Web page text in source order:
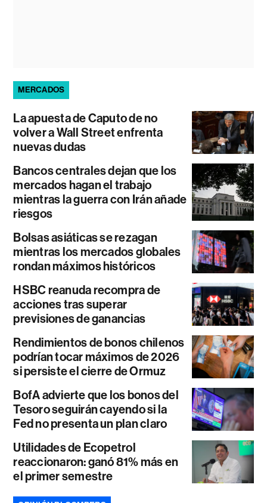
MERCADOS
La apuesta de Caputo de no
volver a Wall Street enfrenta
nuevas dudas
Bancos centrales dejan que los
mercados hagan el trabajo
mientras la guerra con Irán añade
riesgos
Bolsas asiáticas se rezagan
mientras los mercados globales
rondan máximos históricos
HSBC reanuda recompra de
acciones tras superar
previsiones de ganancias
Rendimientos de bonos chilenos
podrían tocar máximos de 2026
si persiste el cierre de Ormuz
BofA advierte que los bonos del
Tesoro seguirán cayendo si la
Fed no presenta un plan claro
Utilidades de Ecopetrol
reaccionaron: ganó 81% más en
el primer semestre